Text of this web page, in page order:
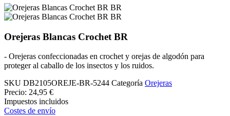
Orejeras Blancas Crochet BR
- Orejeras confeccionadas en crochet y orejas de algodón para
proteger al caballo de los insectos y los ruidos.
SKU DB2105OREJE-BR-5244 Categoría Orejeras
Precio: 24,95 €
Impuestos incluidos
Costes de envío